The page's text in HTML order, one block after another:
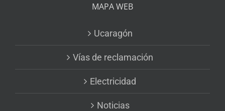
MAPA WEB
Ucaragón
Vías de reclamación
Electricidad
Noticias